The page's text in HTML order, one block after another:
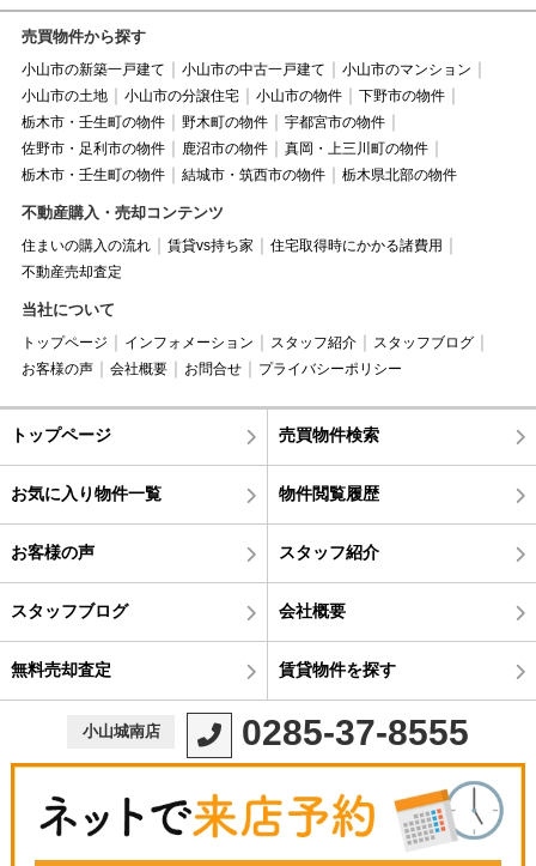
売買物件から探す
小山市の新築一戸建て 小山市の中古一戸建て
小山市のマンション
小山市の土地
小山市の分譲住宅 小山市の物件
下野市の物件
栃木市・壬生町の物件
野木町の物件
宇都宮市の物件
佐野市・足利市の物件
鹿沼市の物件
真岡・上三川町の物件
栃木市・壬生町の物件
結城市・筑西市の物件 栃木県北部の物件
不動産購入・売却コンテンツ
住まいの購入の流れ 賃貸vs持ち家
住宅取得時にかかる諸費用
不動産売却査定
当社について
トップページ インフォメーション スタッフ紹介
スタッフブログ
お客様の声
会社概要 お問合せ プライバシーポリシー
トップページ 売買物件検索
お気に入り物件一覧 物件閲覧履歴
お客様の声 スタッフ紹介
スタッフブログ 会社概要
無料売却査定 賃貸物件を探す
小山城南店 0285-37-8555